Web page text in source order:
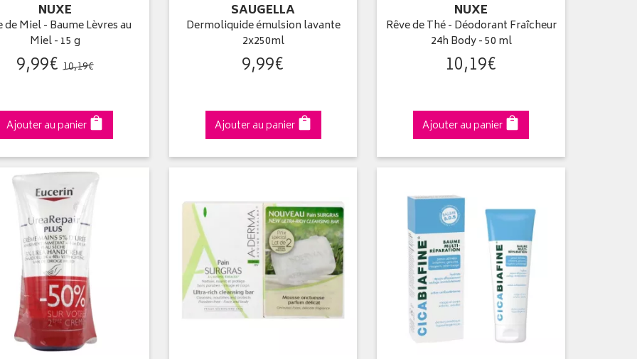
NUXE
de Miel - Baume Lèvres au
Miel - 15 g
9,99€ 10,19€
Ajouter au panier
SAUGELLA
Dermoliquide émulsion lavante
2x250ml
9,99€
Ajouter au panier
NUXE
Rêve de Thé - Déodorant Fraîcheur
24h Body - 50 ml
10,19€
Ajouter au panier